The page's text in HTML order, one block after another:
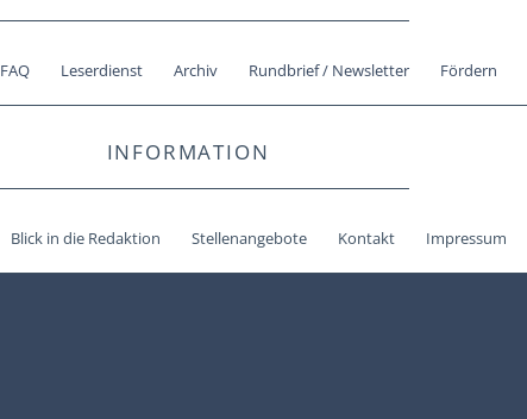
FAQ Leserdienst Archiv Rundbrief / Newsletter Fördern
INFORMATION
Blick in die Redaktion Stellenangebote Kontakt Impressum